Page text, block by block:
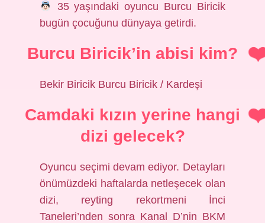
35 yaşındaki oyuncu Burcu Biricik
bugün çocuğunu dünyaya getirdi.
Burcu Biricik’in abisi kim?
Bekir Biricik Burcu Biricik / Kardeşi
Camdaki kızın yerine hangi
dizi gelecek?
Oyuncu seçimi devam ediyor. Detayları
önümüzdeki haftalarda netleşecek olan
dizi, reyting rekortmeni İnci
Taneleri’nden sonra Kanal D’nin BKM